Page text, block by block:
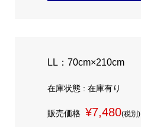
LL：70cm×210cm
在庫状態 : 在庫有り
販売価格 ¥7,480(税別)